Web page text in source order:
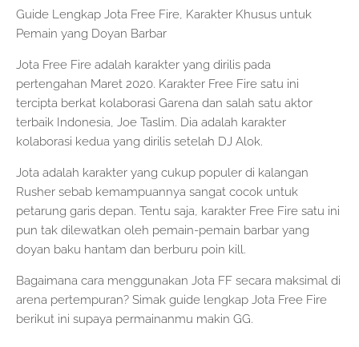
Guide Lengkap Jota Free Fire, Karakter Khusus untuk
Pemain yang Doyan Barbar
Jota Free Fire adalah karakter yang dirilis pada
pertengahan Maret 2020. Karakter Free Fire satu ini
tercipta berkat kolaborasi Garena dan salah satu aktor
terbaik Indonesia, Joe Taslim. Dia adalah karakter
kolaborasi kedua yang dirilis setelah DJ Alok.
Jota adalah karakter yang cukup populer di kalangan
Rusher sebab kemampuannya sangat cocok untuk
petarung garis depan. Tentu saja, karakter Free Fire satu ini
pun tak dilewatkan oleh pemain-pemain barbar yang
doyan baku hantam dan berburu poin kill.
Bagaimana cara menggunakan Jota FF secara maksimal di
arena pertempuran? Simak guide lengkap Jota Free Fire
berikut ini supaya permainanmu makin GG.